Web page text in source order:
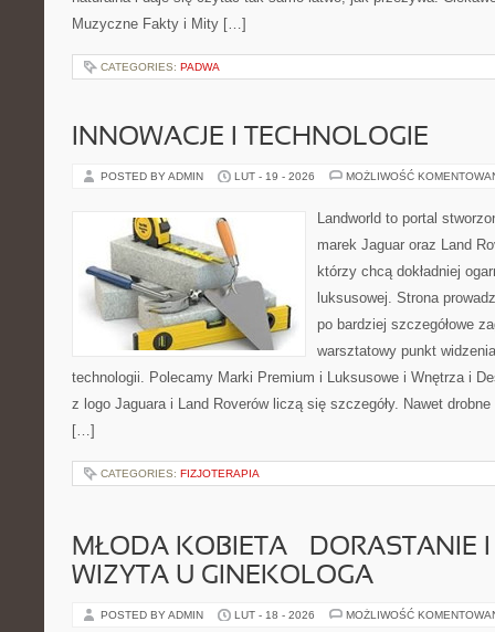
Muzyczne Fakty i Mity […]
CATEGORIES: PADWA
INNOWACJE I TECHNOLOGIE
POSTED BY ADMIN LUT - 19 - 2026 MOŻLIWOŚĆ
Landworld to portal
marek Jaguar oraz Land
którzy chcą dokładniej
luksusowej. Strona
po bardziej szczegółowe
warsztatowy punkt
technologii. Polecamy Marki Premium i Luksusowe i Wnętrza i
z logo Jaguara i Land Roverów liczą się szczegóły. Nawet
[…]
CATEGORIES: FIZJOTERAPIA
MŁODA KOBIETA – DORASTANIE
WIZYTA U GINEKOLOGA
POSTED BY ADMIN LUT - 18 - 2026 MOŻLIWOŚĆ